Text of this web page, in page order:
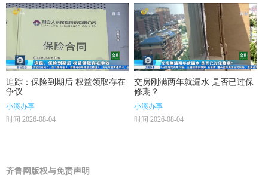
追踪：保险到期后 权益领取存在
争议
小溪办事
时间 2026-08-04
交房刚满两年就漏水 是否已过保
修期？
小溪办事
时间 2026-08-04
齐鲁网版权与免责声明